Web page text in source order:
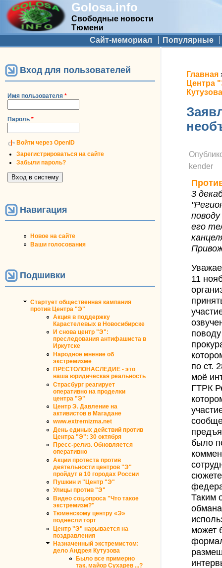
Golosa.info
Свободные новости
Тюмени
Дополнительное меню
Сайт-мемориал Популярные
Вход для пользователей
Имя пользователя *
Пароль *
Войти через OpenID
Зарегистрироваться на сайте
Забыли пароль?
Навигация
Новое на сайте
Ваши голосования
Подшивки
Стартует общественная кампания
против Центра "Э"
Акция в поддержку
Карастелевых в Новосибирске
И снова центр "Э":
преследования антифашиста в
Иркутске
Народное мнение об
экстремизме
ПРЕСТОЛОНАСЛЕДИЕ - это
наша юридическая реальность
Страсбург реагирует
оперативно на проделки
центра "Э"
Центр Э. Давление на
активистов в Магадане
www.extremizma.net
День единых действий против
Центра "Э": 30 октября
Пресс-релиз. Обновляется
оперативно
Акции протеста против
деятельности центров "Э"
пройдут в 10 городах России
Пушкин и "Центр "Э"
Улицы против "Э"
Видео соц.опроса "Что такое
экстремизм?"
Тюменскому центру «Э»
поднесли торт
Центр "Э" нарывается на
поздравления
Назначенный экстремистом:
дело Андрея Кутузова
Было все примерно
так, майор Сухарев ...?
Вы
Главная
Центра
Кутузова
kender
3
его
11
по ст.
моё
ГТРК
было
Таким
может